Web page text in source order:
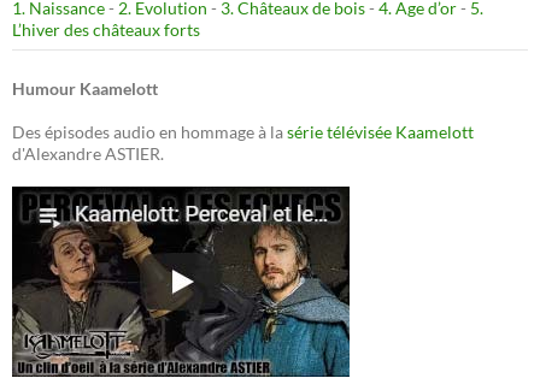
1. Naissance- 2. Evolution - 3. Châteaux de bois- 4. Age d’or- 5.
L’hiver des châteaux forts
Humour Kaamelott
Des épisodes audio en hommage à lasérie télévisée Kaamelott
d'Alexandre ASTIER.